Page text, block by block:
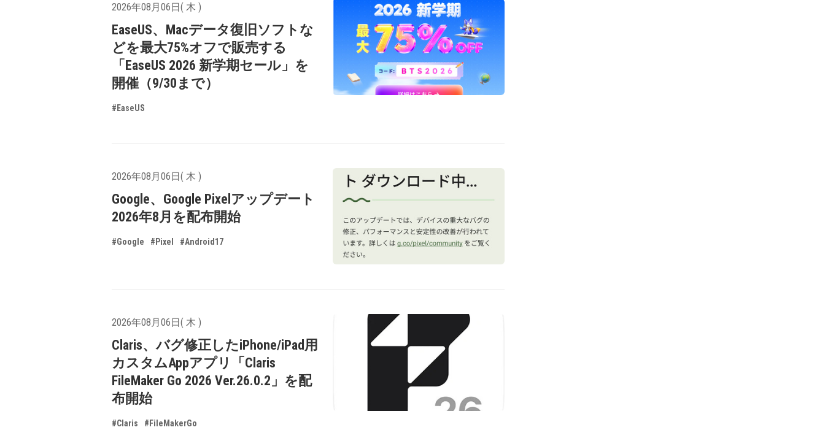
2026年08月06日( 木 )
EaseUS、Macデータ復旧ソフトな
どを最大75%オフで販売する
「EaseUS 2026 新学期セール」を
開催（9/30まで）
#EaseUS
2026年08月06日( 木 )
Google、Google Pixelアップデート
2026年8月を配布開始
#Google #Pixel #Android17
2026年08月06日( 木 )
Claris、バグ修正したiPhone/iPad用
カスタムAppアプリ「Claris
FileMaker Go 2026 Ver.26.0.2」を配
布開始
#Claris #FileMakerGo